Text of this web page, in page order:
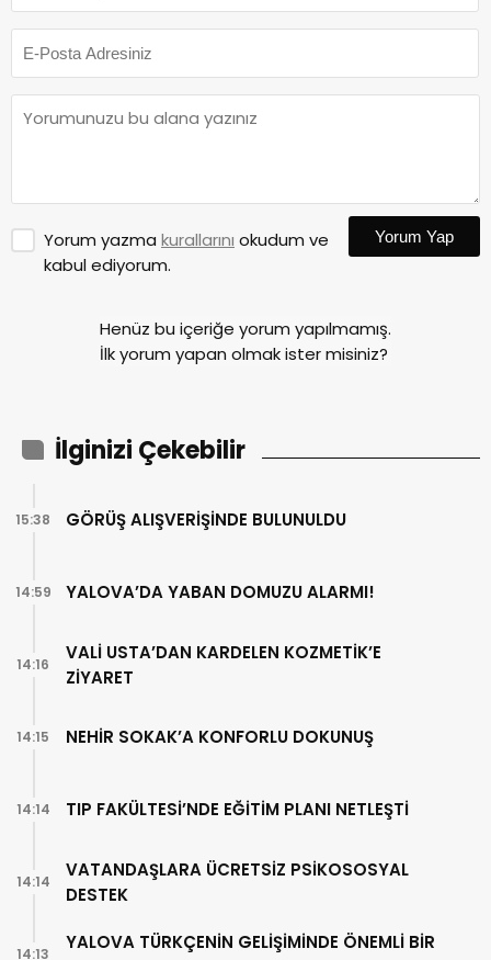
Yorum yazma kurallarını okudum ve
kabul ediyorum.
Yorum Yap
Henüz bu içeriğe yorum yapılmamış.
İlk yorum yapan olmak ister misiniz?
İlginizi Çekebilir
GÖRÜŞ ALIŞVERİŞİNDE BULUNULDU
15:38
YALOVA’DA YABAN DOMUZU ALARMI!
14:59
VALİ USTA’DAN KARDELEN KOZMETİK’E
ZİYARET
14:16
NEHİR SOKAK’A KONFORLU DOKUNUŞ
14:15
TIP FAKÜLTESİ’NDE EĞİTİM PLANI NETLEŞTİ
14:14
VATANDAŞLARA ÜCRETSİZ PSİKOSOSYAL
DESTEK
14:14
YALOVA TÜRKÇENİN GELİŞİMİNDE ÖNEMLİ BİR
14:13